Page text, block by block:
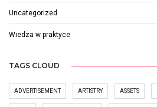
Uncategorized
Wiedza w praktyce
TAGS CLOUD
ADVERTISEMENT ARTISTRY ASSETS